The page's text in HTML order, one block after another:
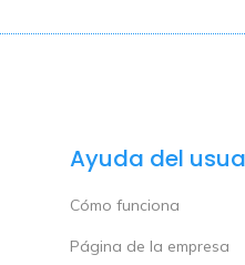
Ayuda del
Cómo funciona
Página de la empresa